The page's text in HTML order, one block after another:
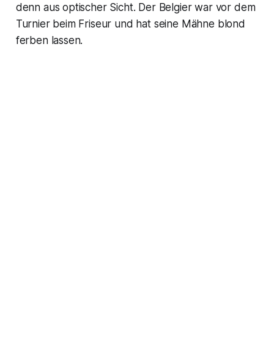
denn aus optischer Sicht. Der Belgier war vor dem
Turnier beim Friseur und hat seine Mähne blond
ferben lassen.